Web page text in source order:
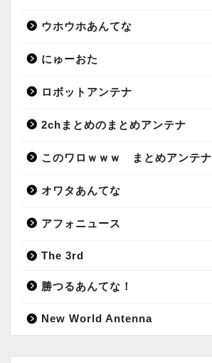
ウホウホあんてな
にゅーおた
ロボットアンテナ
2chまとめのまとめアンテナ
このワロｗｗｗ まとめアンテナ
オワタあんてな
アフォニュース
The 3rd
勝つるあんてな！
New World Antenna